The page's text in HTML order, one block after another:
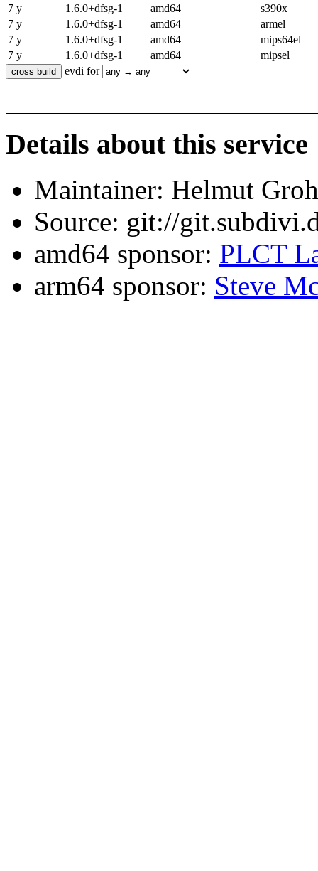
7 y
1.6.0+dfsg-1 amd64
s390x
7 y
1.6.0+dfsg-1 amd64
armel
7 y
1.6.0+dfsg-1 amd64
mips64el
7 y
1.6.0+dfsg-1 amd64
mipsel
evdi for
Details about this service
Maintainer: Helmut
Source: git://
amd64 sponsor: PLCT
arm64 sponsor: Steve